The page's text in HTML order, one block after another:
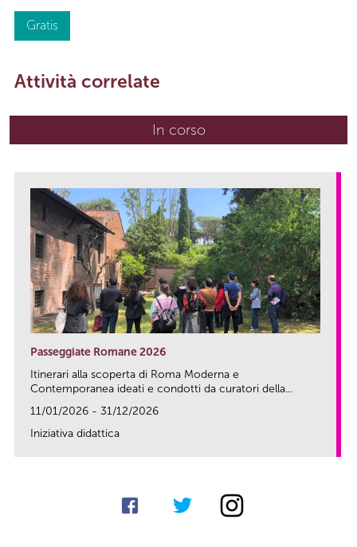
Gratis
Attività correlate
In corso(scheda attiva)
Passeggiate Romane 2026
Itinerari alla scoperta di Roma Moderna e
Contemporanea ideati e condotti da curatori della...
11/01/2026 - 31/12/2026
Iniziativa didattica